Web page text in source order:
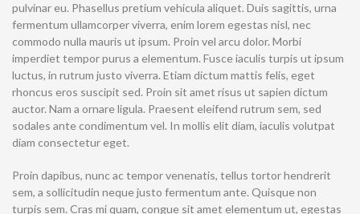
pulvinar eu. Phasellus pretium vehicula aliquet. Duis sagittis, urna
fermentum ullamcorper viverra, enim lorem egestas nisl, nec
commodo nulla mauris ut ipsum. Proin vel arcu dolor. Morbi
imperdiet tempor purus a elementum. Fusce iaculis turpis ut ipsum
luctus, in rutrum justo viverra. Etiam dictum mattis felis, eget
rhoncus eros suscipit sed. Proin sit amet risus ut sapien dictum
auctor. Nam a ornare ligula. Praesent eleifend rutrum sem, sed
sodales ante condimentum vel. In mollis elit diam, iaculis volutpat
diam consectetur eget.
Proin dapibus, nunc ac tempor venenatis, tellus tortor hendrerit
sem, a sollicitudin neque justo fermentum ante. Quisque non
turpis sem. Cras mi quam, congue sit amet elementum ut, egestas